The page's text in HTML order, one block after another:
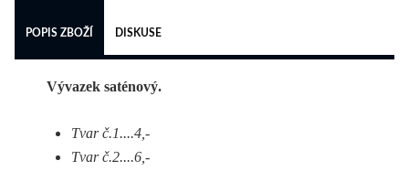
POPIS ZBOŽÍ DISKUSE
Vývazek saténový.
Tvar č.1....4,-
Tvar č.2....6,-